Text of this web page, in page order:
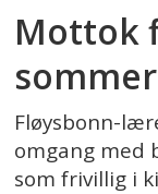
Mottok
sommer
Fløysbonn-
omgang med
som frivillig i